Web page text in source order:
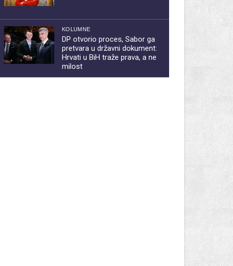
KOLUMNE
DP otvorio proces, Sabor ga
pretvara u državni dokument:
Hrvati u BiH traže prava, a ne
milost